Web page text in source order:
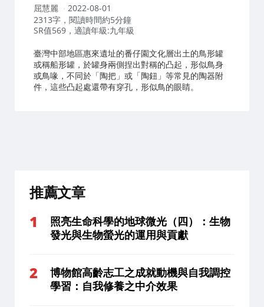
作
者：
屈慧麗
2022-08-01
2313字，閱讀時間約5分鐘
SR值569，適讀年級:九年級
臺灣中部地區惠來遺址的番仔園文化層出土的鳥形罐
或稱船形罐，於罐身兩側捏出對稱的凸起，形似鳥身
或鳥喙，不同於「陶把」或「陶鈕」等常見的陶器附
件，這些凸起處還帶有穿孔，形似鳥的眼睛。
推薦文章
照亮生命科學的地球微光（四）：生物
發光與生物螢光的運用與貢獻
博物館高齡志工之成就動機與自我調控
學習：自我修養之中介效果